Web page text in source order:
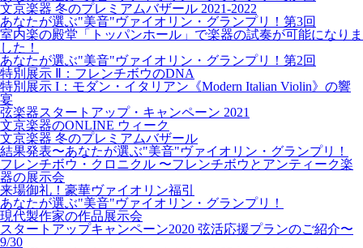
文京楽器 冬のプレミアムバザール 2021-2022
あなたが選ぶ"美音"ヴァイオリン・グランプリ！第3回
室内楽の殿堂「トッパンホール」で楽器の試奏が可能になりま
した！
あなたが選ぶ"美音"ヴァイオリン・グランプリ！第2回
特別展示 Ⅱ：フレンチボウのDNA
特別展示 I：モダン・イタリアン《Modern Italian Violin》の響
宴
弦楽器スタートアップ・キャンペーン 2021
文京楽器のONLINE ウィーク
文京楽器 冬のプレミアムバザール
結果発表〜あなたが選ぶ"美音"ヴァイオリン・グランプリ！
フレンチボウ・クロニクル 〜フレンチボウとアンティーク楽
器の展示会
来場御礼！豪華ヴァイオリン福引
あなたが選ぶ"美音"ヴァイオリン・グランプリ！
現代製作家の作品展示会
スタートアップキャンペーン2020 弦活応援プランのご紹介〜
9/30